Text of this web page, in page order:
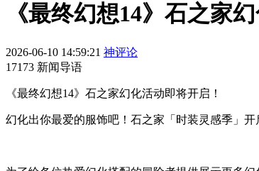
《最终幻想14》石之家
2026-06-10 14:59:21 神评论
17173 新闻导语
《最终幻想14》石之家幻化活动即将开启！
幻化出你最爱的服饰吧！石之家「时装灵感季」